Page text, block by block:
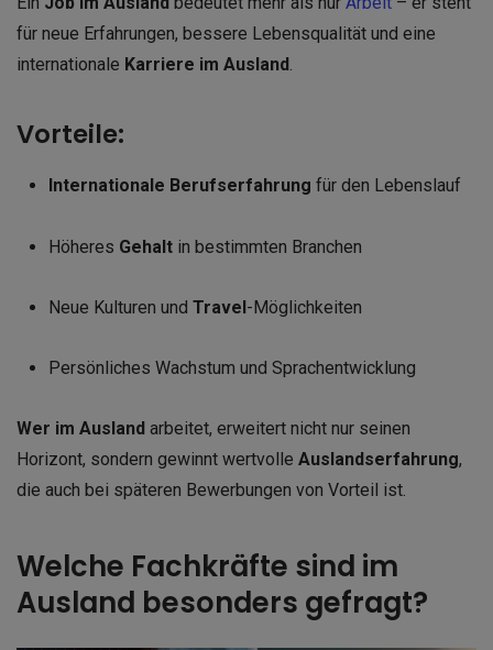
für neue Erfahrungen, bessere Lebensqualität und eine
internationale Karriere im Ausland.
Vorteile:
Internationale Berufserfahrung für den Lebenslauf
Höheres Gehaltin bestimmten Branchen
Neue Kulturen und Travel-Möglichkeiten
Persönliches Wachstum und Sprachentwicklung
Wer im Ausland arbeitet, erweitert nicht nur seinen
Horizont, sondern gewinnt wertvolle Auslandserfahrung,
die auch bei späteren Bewerbungen von Vorteil ist.
Welche Fachkräfte sind im
Ausland besonders gefragt?